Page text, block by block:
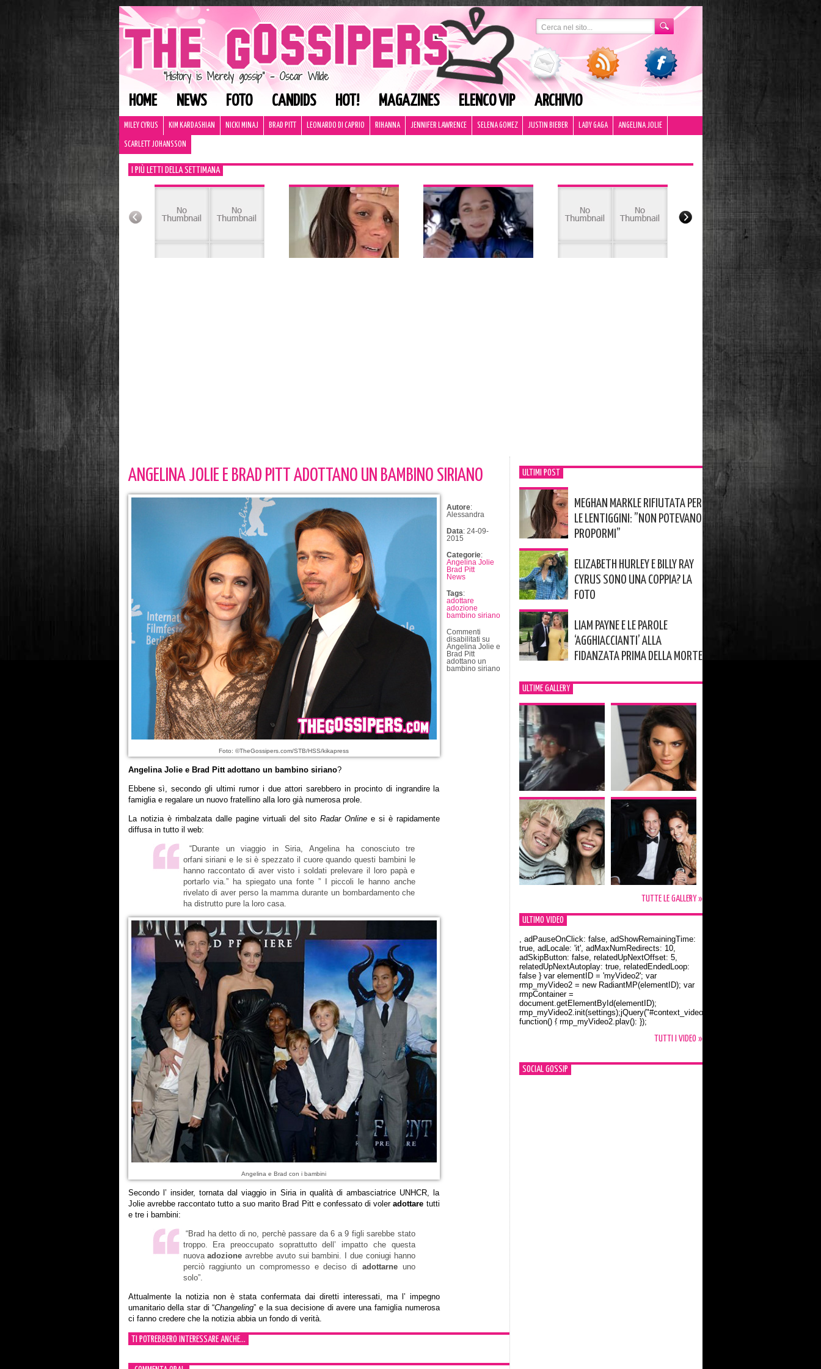
HOME NEWS FOTO CANDIDS HOT! MAGAZINES ELENCO VIP ARCHIVIO
MILEY CYRUS KIM KARDASHIAN NICKI MINAJ BRAD PITT LEONARDO DI CAPRIO RIHANNA JENNIFER LAWRENCE SELENA GOMEZ JUSTIN BIEBER LADY GAGA ANGELINA JOLIE
SCARLETT JOHANSSON
I PIÙ LETTI DELLA SETTIMANA
ANGELINA JOLIE E BRAD PITT ADOTTANO UN BAMBINO SIRIANO
Foto: ©TheGossipers.com/STB/HSS/kikapress
Angelina Jolie e Brad Pitt adottano un bambino siriano?
Ebbene sì, secondo gli ultimi rumor i due attori sarebbero in procinto di ingrandire la
famiglia e regalare un nuovo fratellino alla loro già numerosa prole.
La notizia è rimbalzata dalle pagine virtuali del sito Radar Onlinee si è rapidamente
diffusa in tutto il web:
“Durante un viaggio in Siria, Angelina ha conosciuto tre
orfani siriani e le si è spezzato il cuore quando questi bambini le
hanno raccontato di aver visto i soldati prelevare il loro papà e
portarlo via.” ha spiegato una fonte ” I piccoli le hanno anche
rivelato di aver perso la mamma durante un bombardamento che
ha distrutto pure la loro casa.
Angelina e Brad con i bambini
Secondo l’ insider, tornata dal viaggio in Siria in qualità di ambasciatrice UNHCR, la
Jolie avrebbe raccontato tutto a suo marito Brad Pitt e confessato di voleradottare tutti
e tre i bambini:
“Brad ha detto di no, perchè passare da 6 a 9 figli sarebbe stato
troppo. Era preoccupato soprattutto dell’ impatto che questa
nuovaadozione avrebbe avuto sui bambini. I due coniugi hanno
perciò raggiunto un compromesso e deciso di adottarneuno
solo”.
Attualmente la notizia non è stata confermata dai diretti interessati, ma l’ impegno
umanitario della star di “Changeling” e la sua decisione di avere una famiglia numerosa
ci fanno credere che la notizia abbia un fondo di verità.
Autore:
Alessandra
Data: 24-09-
2015
Categorie:
Angelina Jolie
Brad Pitt
News
Tags:
adottare
adozione
bambino siriano
Commenti
disabilitati su
Angelina Jolie e
Brad Pitt
adottano un
bambino siriano
TI POTREBBERO INTERESSARE ANCHE...
ULTIMI POST
MEGHAN MARKLE RIFIUTATA PER
LE LENTIGGINI: ”NON POTEVANO
PROPORMI”
ELIZABETH HURLEY E BILLY RAY
CYRUS SONO UNA COPPIA? LA
FOTO
LIAM PAYNE E LE PAROLE
‘AGGHIACCIANTI’ ALLA
FIDANZATA PRIMA DELLA MORTE
ULTIME GALLERY
TUTTE LE GALLERY »
ULTIMO VIDEO
Orlando Bloom e la t-shirt dedicata a Flynn
, adPauseOnClick: false, adShowRemainingTime:
true, adLocale: 'it', adMaxNumRedirects: 10,
adSkipButton: false, relatedUpNextOffset: 5,
relatedUpNextAutoplay: true, relatedEndedLoop:
false } var elementID = 'myVideo2'; var
rmp_myVideo2 = new RadiantMP(elementID); var
rmpContainer =
document.getElementById(elementID);
rmp_myVideo2.init(settings);jQuery("#context_video2").one("mouseover",
function() { rmp_myVideo2.play(); });
TUTTI I VIDEO »
SOCIAL GOSSIP